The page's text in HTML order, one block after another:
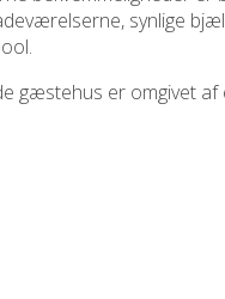
synlige
gæstehus er omgivet